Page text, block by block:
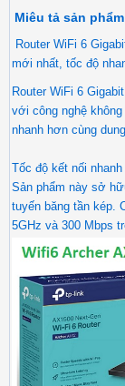
Miêu tả sản phẩm
Router WiFi 6
mới nhất, tốc độ
Router WiFi 6
với công nghệ
nhanh hơn cùng
Tốc độ kết nối
Sản phẩm này sở
tuyến băng tần kép.
5GHz và 300 Mbps